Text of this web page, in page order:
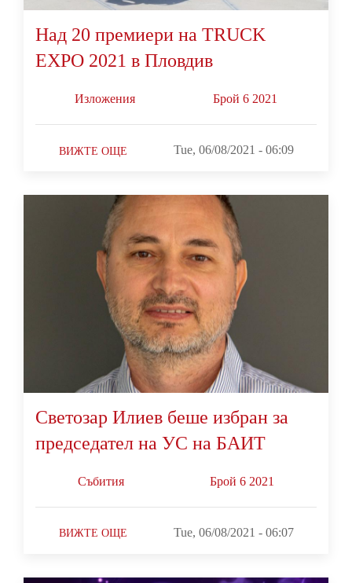
Над 20 премиери на TRUCK
EXPO 2021 в Пловдив
Изложения Брой 6 2021
ВИЖТЕ ОЩЕ Tue, 06/08/2021 - 06:09
Светозар Илиев беше избран за
председател на УС на БАИТ
Събития Брой 6 2021
ВИЖТЕ ОЩЕ Tue, 06/08/2021 - 06:07